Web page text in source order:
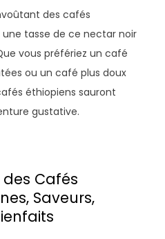
des cafés
tasse de ce nectar noir
vous préfériez un café
ou un café plus doux
éthiopiens sauront
gustative.
Cafés
Saveurs,